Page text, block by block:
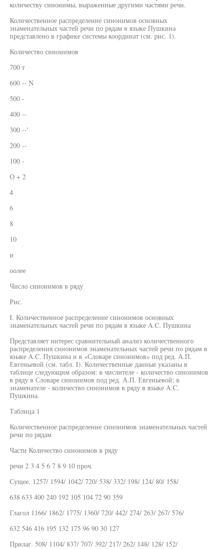
количеству синонимы, выраженные другими частями речи.
Количественное распределение синонимов основных
знаменательных частей речи по рядам в языке Пушкина
представлено в графике системы координат (см. рис. 1).
Количество синонимов
700 т
600 -- N
500 -
400 --
300 --'
200 --
100 -
О + 2
4
6
8
10
и
оолее
Число синонимов в ряду
Рис.
I. Количественное распределение синонимов основных
знаменательных частей речи по рядам в языке A.C. Пушкина
Представляет интерес сравнительный анализ количественного
распределения синонимов знаменательных частей речи по рядам в
языке A.C. Пушкина и в «Словаре синонимов» под ред. А.П.
Евгеньевой (см. табл. I). Количественные данные указаны в
таблице следующим образом: в числителе - количество синонимов
в ряду в Словаре синонимов под ред. А.П. Евгеньевой; в
знаменателе - количество синонимов в ряду в языке A.C.
Пушкина.
Таблица 1
Количественное распределение синонимов знаменательных частей
речи по рядам
Части Количество синонимов в ряду
речи 2 3 4 5 6 7 8 9 10 проч.
Сущее. 1257/ 1594/ 1042/ 720/ 538/ 332/ 198/ 124/ 80/ 158/
638 633 400 240 192 105 104 72 90 359
Глагол 1166/ 1862/ 1775/ 1360/ 720/ 442/ 274/ 263/ 267/ 576/
632 546 416 195 132 175 96 90 30 127
Прилаг. 508/ 1104/ 837/ 707/ 392/ 217/ 262/ 148/ 128/ 152/